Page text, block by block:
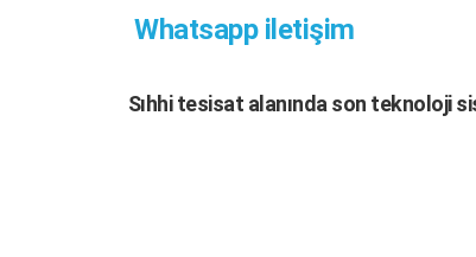
Whatsapp iletişim
Sıhhi tesisat alanında son teknoloji